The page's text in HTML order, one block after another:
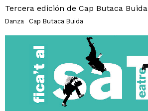
Tercera edición de Cap Butaca Buida
Danza Cap Butaca Buida